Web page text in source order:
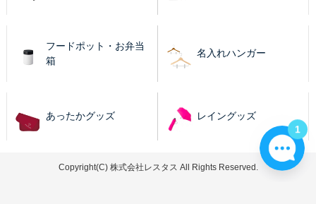
フードポット・お弁当
箱
名入れハンガー
あったかグッズ レイングッズ
Copyright(C) 株式会社レスタス All Rights Reserved.
1